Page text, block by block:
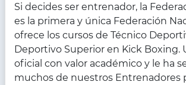
Si decides ser entrenador, la
es la primera y única Federación
ofrece los cursos de Técnico
Deportivo Superior en Kick Boxing.
oficial con valor académico y le ha
muchos de nuestros Entrenadores